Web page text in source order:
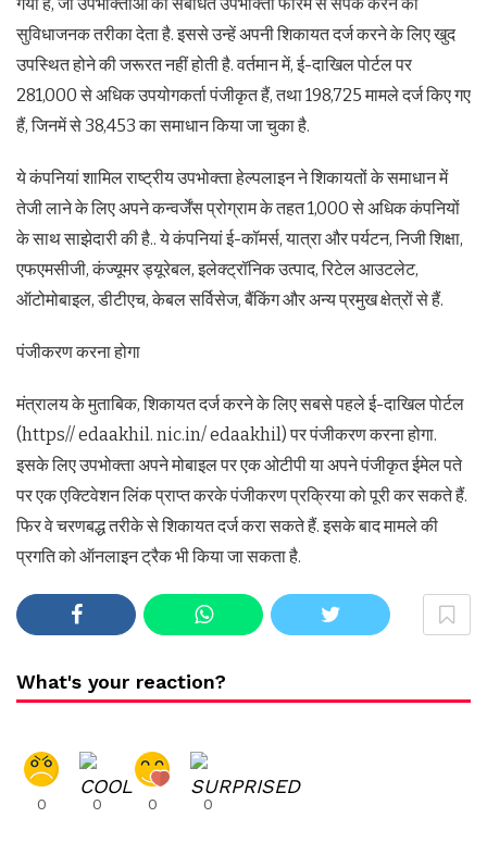
सुविधाजनक तरीका देता है. इससे उन्हें अपनी शिकायत दर्ज करने के लिए खुद
उपस्थित होने की जरूरत नहीं होती है. वर्तमान में, ई-दाखिल पोर्टल पर
281,000 से अधिक उपयोगकर्ता पंजीकृत हैं, तथा 198,725 मामले दर्ज किए गए
हैं, जिनमें से 38,453 का समाधान किया जा चुका है.
ये कंपनियां शामिल राष्ट्रीय उपभोक्ता हेल्पलाइन ने शिकायतों के समाधान में
तेजी लाने के लिए अपने कन्वर्जेंस प्रोग्राम के तहत 1,000 से अधिक कंपनियों
के साथ साझेदारी की है.. ये कंपनियां ई-कॉमर्स, यात्रा और पर्यटन, निजी शिक्षा,
एफएमसीजी, कंज्यूमर ड्यूरेबल, इलेक्ट्रॉनिक उत्पाद, रिटेल आउटलेट,
ऑटोमोबाइल, डीटीएच, केबल सर्विसेज, बैंकिंग और अन्य प्रमुख क्षेत्रों से हैं.
पंजीकरण करना होगा
मंत्रालय के मुताबिक, शिकायत दर्ज करने के लिए सबसे पहले ई-दाखिल पोर्टल
(https// edaakhil. nic.in/ edaakhil) पर पंजीकरण करना होगा.
इसके लिए उपभोक्ता अपने मोबाइल पर एक ओटीपी या अपने पंजीकृत ईमेल पते
पर एक एक्टिवेशन लिंक प्राप्त करके पंजीकरण प्रक्रिया को पूरी कर सकते हैं.
फिर वे चरणबद्ध तरीके से शिकायत दर्ज करा सकते हैं. इसके बाद मामले की
प्रगति को ऑनलाइन ट्रैक भी किया जा सकता है.
What's your reaction?
0 0 0 0